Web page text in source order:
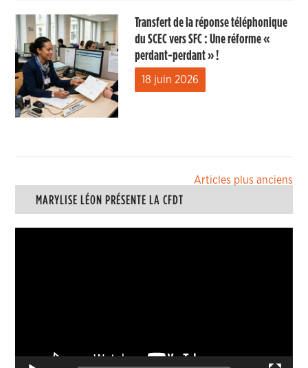
Transfert de la réponse téléphonique
du SCEC vers SFC : Une réforme «
perdant-perdant » !
18 juin 2026
Navigation
des
articles
Articles plus anciens
MARYLISE LÉON PRÉSENTE LA CFDT